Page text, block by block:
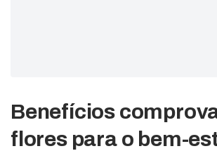
Benefícios
flores para o bem-